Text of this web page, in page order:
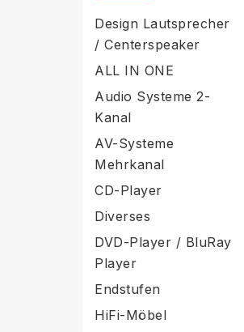
Design Lautsprecher
/ Centerspeaker
ALL IN ONE
Audio Systeme 2-
Kanal
AV-Systeme
Mehrkanal
CD-Player
Diverses
DVD-Player / BluRay
Player
Endstufen
HiFi-Möbel